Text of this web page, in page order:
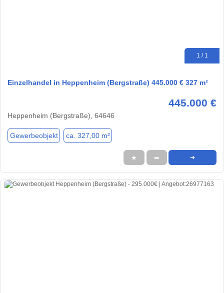
1 / 1
Einzelhandel in Heppenheim (Bergstraße) 445.000 € 327 m²
445.000 €
Heppenheim (Bergstraße), 64646
Gewerbeobjekt ca. 327,00 m²
★ ➦ ➜